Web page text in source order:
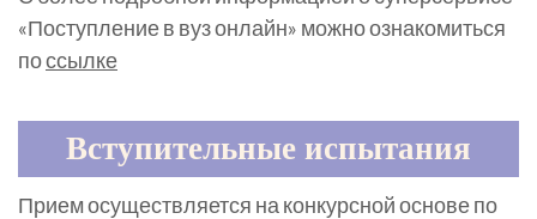
«Поступление в вуз онлайн» можно ознакомиться
поссылке
Вступительные испытания
Прием осуществляется на конкурсной основе по